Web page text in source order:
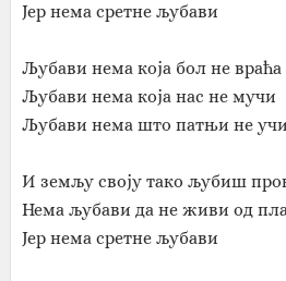
Јер нема сретне љубави
Љубави нема која бол не враћа
Љубави нема која нас не мучи
Љубави нема што патњи не учи
И земљу своју тако љубиш
Нема љубави да не живи од
Јер нема сретне љубави